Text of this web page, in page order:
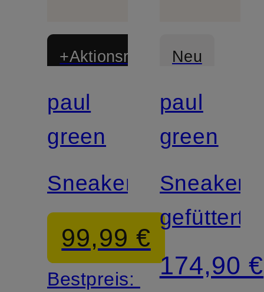
+Aktionsrabatt
Zertifiziert
paul
green
Sneaker
99,99 €
Bestpreis:
Neu
Zertifiziert
paul
green
Sneaker
gefüttert
174,90 €